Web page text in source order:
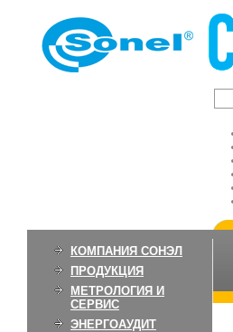
КОМПАНИЯ СОНЭЛ
ПРОДУКЦИЯ
МЕТРОЛОГИЯ И
СЕРВИС
ЭНЕРГОАУДИТ